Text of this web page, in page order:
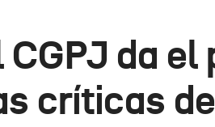
da
críticas